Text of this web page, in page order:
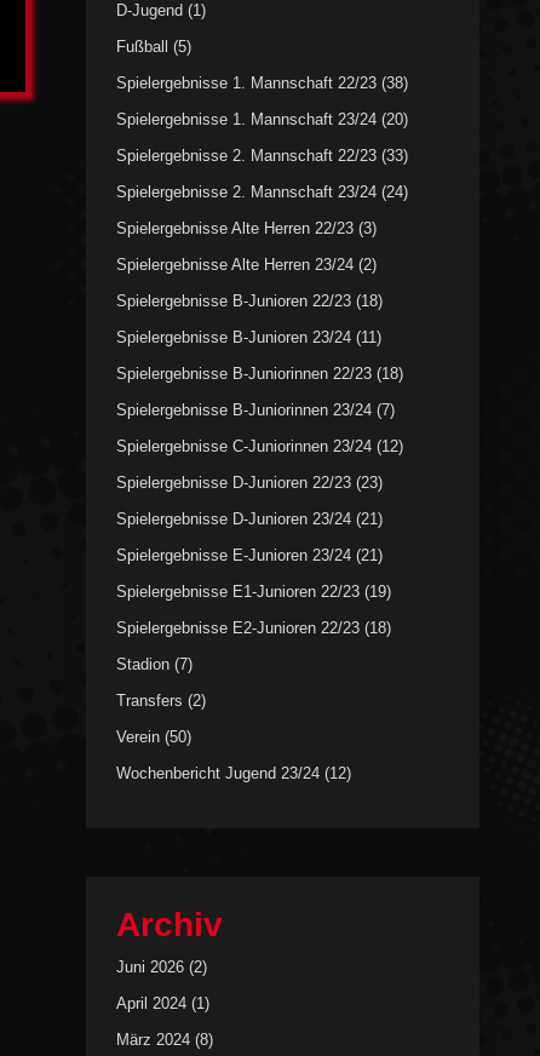
D-Jugend (1)
Fußball (5)
Spielergebnisse 1. Mannschaft 22/23 (38)
Spielergebnisse 1. Mannschaft 23/24 (20)
Spielergebnisse 2. Mannschaft 22/23 (33)
Spielergebnisse 2. Mannschaft 23/24 (24)
Spielergebnisse Alte Herren 22/23 (3)
Spielergebnisse Alte Herren 23/24 (2)
Spielergebnisse B-Junioren 22/23 (18)
Spielergebnisse B-Junioren 23/24 (11)
Spielergebnisse B-Juniorinnen 22/23 (18)
Spielergebnisse B-Juniorinnen 23/24 (7)
Spielergebnisse C-Juniorinnen 23/24 (12)
Spielergebnisse D-Junioren 22/23 (23)
Spielergebnisse D-Junioren 23/24 (21)
Spielergebnisse E-Junioren 23/24 (21)
Spielergebnisse E1-Junioren 22/23 (19)
Spielergebnisse E2-Junioren 22/23 (18)
Stadion (7)
Transfers (2)
Verein (50)
Wochenbericht Jugend 23/24 (12)
Archiv
Juni 2026 (2)
April 2024 (1)
März 2024 (8)